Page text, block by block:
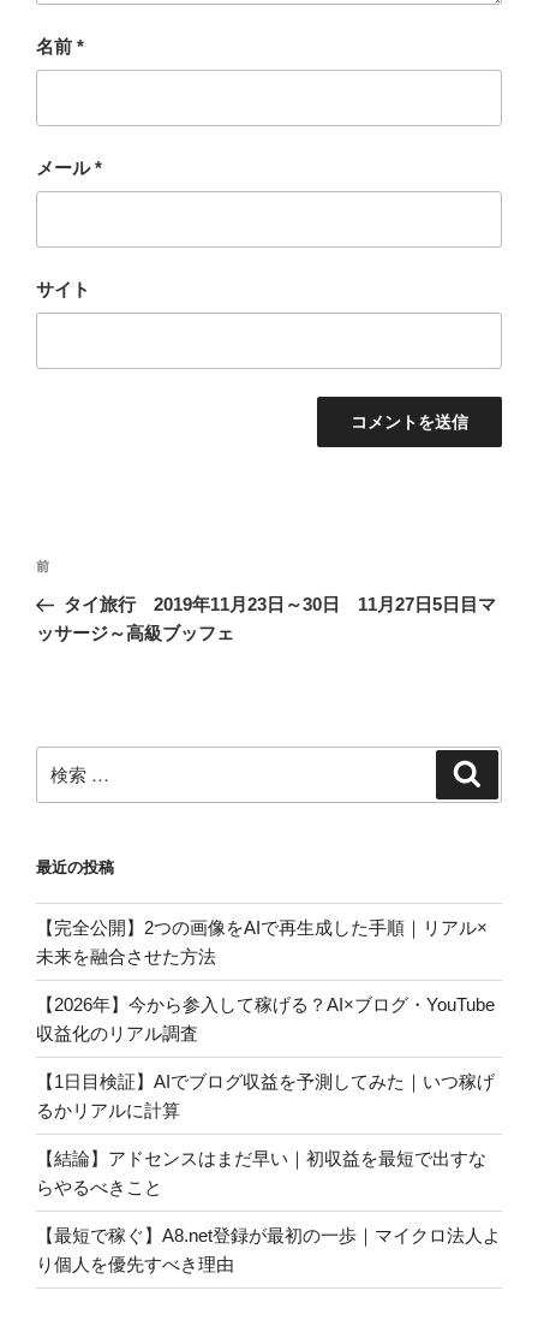
名前 *
メール*
サイト
投
ナ
シ
ョ
過
去
の
前
タイ旅行 2019年11月23日～30日 11月27日5日目マ
ッサージ～高級ブッフェ
検
索:
最近の投稿
【完全公開】2つの画像をAIで再生成した手順｜リアル×
未来を融合させた方法
【2026年】今から参入して稼げる？AI×ブログ・YouTube
収益化のリアル調査
【1日目検証】AIでブログ収益を予測してみた｜いつ稼げ
るかリアルに計算
【結論】アドセンスはまだ早い｜初収益を最短で出すな
らやるべきこと
【最短で稼ぐ】A8.net登録が最初の一歩｜マイクロ法人よ
り個人を優先すべき理由